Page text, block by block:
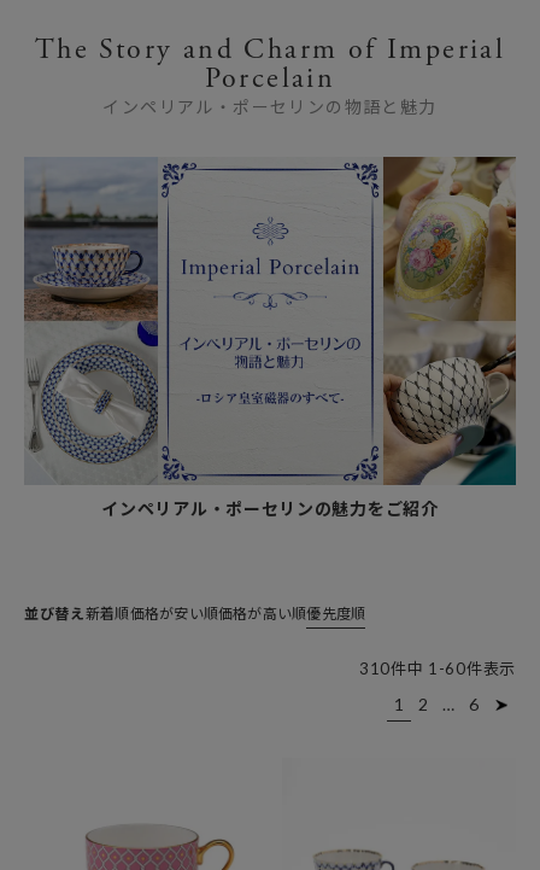
The Story and Charm of Imperial
Porcelain
インペリアル・ポーセリンの物語と魅力
インペリアル・ポーセリンの魅力をご紹介
並び替え 新着順価格が安い順価格が高い順優先度順
310件中 1 -60件表示
1 2 … 6